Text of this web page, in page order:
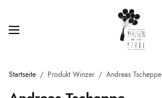
Startseite / Produkt Winzer / Andreas Tscheppe